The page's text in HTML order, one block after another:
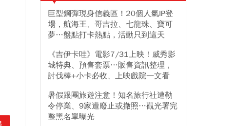
巨型鋼彈現身信義區！20個人氣IP登
場，航海王、哥吉拉、七龍珠、寶可
夢…盤點打卡熱點，活動只到這天
《吉伊卡哇》電影7/31上映！威秀影
城特典、預售套票…販售資訊整理，
討伐棒+小卡必收、上映戲院一文看
暑假跟團旅遊注意！知名旅行社遭勒
令停業、9家遭廢止或撤照…觀光署完
整黑名單曝光